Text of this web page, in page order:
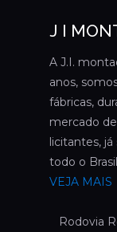
J I
A J.I.
anos,
fábricas,
mercado
licitantes,
todo o
VEJA MAIS
Rodovia